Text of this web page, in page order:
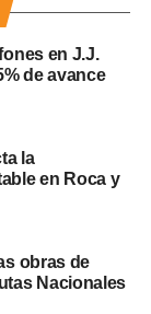
en J.J.
de avance
la
en Roca y
obras de
Nacionales